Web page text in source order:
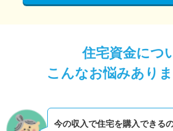
住宅資金につ
こんなお悩みあり
今の収入で住宅を購入できるの